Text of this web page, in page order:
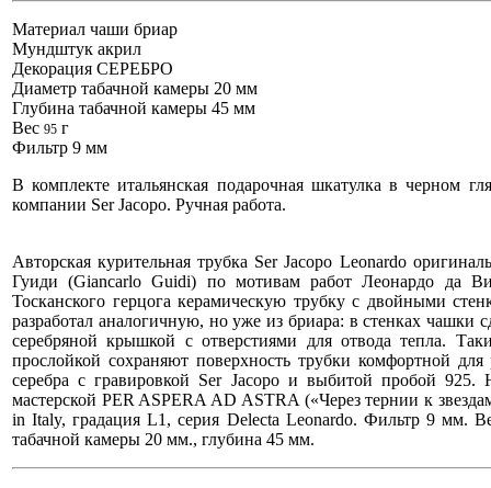
Материал чаши бриар
Мундштук акрил
Декорация СЕРЕБРО
Диаметр табачной камеры 20 мм
Глубина табачной камеры 45 мм
Вес 95 г
Фильтр 9 мм
В комплекте итальянская подарочная шкатулка в черном
компании Ser Jacopo. Ручная работа.
Авторская курительная трубка Ser Jacopo Leonardo
Гуиди (Giancarlo Guidi) по мотивам работ Леонардо да
Тосканского герцога керамическую трубку с двойными
разработал аналогичную, но уже из бриара: в стенках чашки
серебряной крышкой с отверстиями для отвода тепла.
прослойкой сохраняют поверхность трубки комфортной
серебра с гравировкой Ser Jacopo и выбитой пробой
мастерской PER ASPERA AD ASTRA («Через тернии к
in Italy, градация L1, серия Delecta Leonardo. Фильтр 9 мм.
табачной камеры 20 мм., глубина 45 мм.